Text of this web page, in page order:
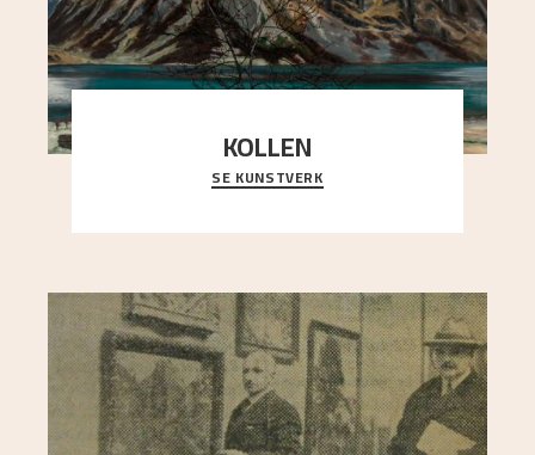
KOLLEN
Et ruvende fjell dominerer bildeflaten, og står i
sterk kontrast til det spinkle rognetreet ute
SE KUNSTVERK